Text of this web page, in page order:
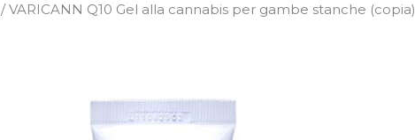
/ VARICANN Q10 Gel alla cannabis per gambe stanche (copia)